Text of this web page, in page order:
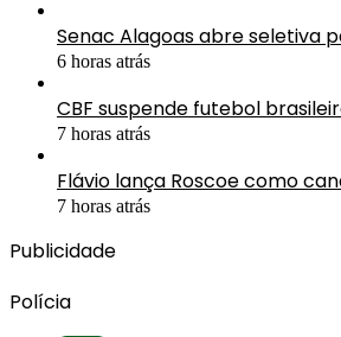
Senac Alagoas abre seletiva
6 horas atrás
CBF suspende futebol
7 horas atrás
Flávio lança Roscoe como
7 horas atrás
Publicidade
Polícia